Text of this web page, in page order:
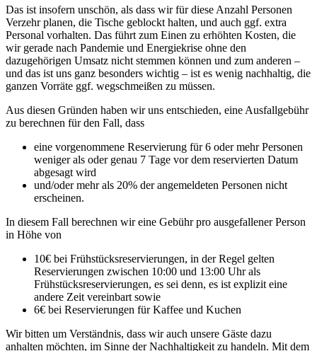
Das ist insofern unschön, als dass wir für diese Anzahl Personen
Verzehr planen, die Tische geblockt halten, und auch ggf. extra
Personal vorhalten. Das führt zum Einen zu erhöhten Kosten, die
wir gerade nach Pandemie und Energiekrise ohne den
dazugehörigen Umsatz nicht stemmen können und zum anderen –
und das ist uns ganz besonders wichtig – ist es wenig nachhaltig, die
ganzen Vorräte ggf. wegschmeißen zu müssen.
Aus diesen Gründen haben wir uns entschieden, eine Ausfallgebühr
zu berechnen für den Fall, dass
eine vorgenommene Reservierung für 6 oder mehr Personen
weniger als oder genau 7 Tage vor dem reservierten Datum
abgesagt wird
und/oder mehr als 20% der angemeldeten Personen nicht
erscheinen.
In diesem Fall berechnen wir eine Gebühr pro ausgefallener Person
in Höhe von
10€ bei Frühstücksreservierungen, in der Regel gelten
Reservierungen zwischen 10:00 und 13:00 Uhr als
Frühstücksreservierungen, es sei denn, es ist explizit eine
andere Zeit vereinbart sowie
6€ bei Reservierungen für Kaffee und Kuchen
Wir bitten um Verständnis, dass wir auch unsere Gäste dazu
anhalten möchten, im Sinne der Nachhaltigkeit zu handeln. Mit dem